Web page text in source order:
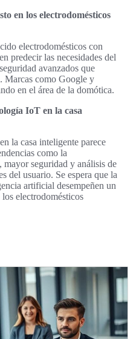
en los electrodomésticos
electrodomésticos con
predecir las necesidades del
avanzados que
Marcas como Google y
en el área de la domótica.
IoT en la casa
la casa inteligente parece
como la
mayor seguridad y análisis de
del usuario. Se espera que la
artificial desempeñen un
electrodomésticos